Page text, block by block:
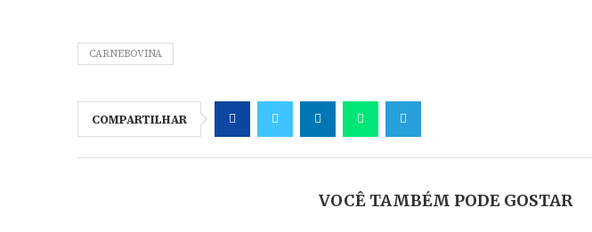
CARNEBOVINA
COMPARTILHAR
VOCÊ TAMBÉM PODE GOSTAR